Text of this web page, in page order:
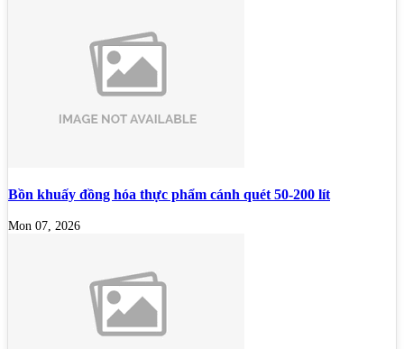
Bồn khuấy đồng hóa thực phẩm cánh quét 50-200 lít
Mon 07, 2026